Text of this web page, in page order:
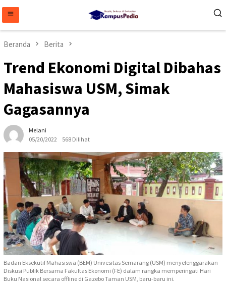
konten
Beranda Berita
Trend Ekonomi Digital Dibahas
Mahasiswa USM, Simak
Gagasannya
Melani
05/20/2022
568 Dilihat
Badan Eksekutif Mahasiswa (BEM) Univesitas Semarang (USM) menyelenggarakan
Diskusi Publik Bersama Fakultas Ekonomi (FE) dalam rangka memperingati Hari
Buku Nasional secara offline di Gazebo Taman USM, baru-baru ini.